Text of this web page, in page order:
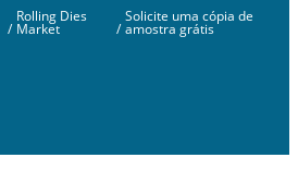
/
Rolling Dies
Market /
Solicite uma cópia de
amostra grátis